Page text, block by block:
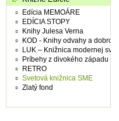
Edícia MEMOÁRE
EDÍCIA STOPY
Knihy Julesa Verna
KOD - Knihy odvahy a
LUK – Knižnica modernej
Príbehy z divokého západu
RETRO
Svetová knižnica SME
Zlatý fond